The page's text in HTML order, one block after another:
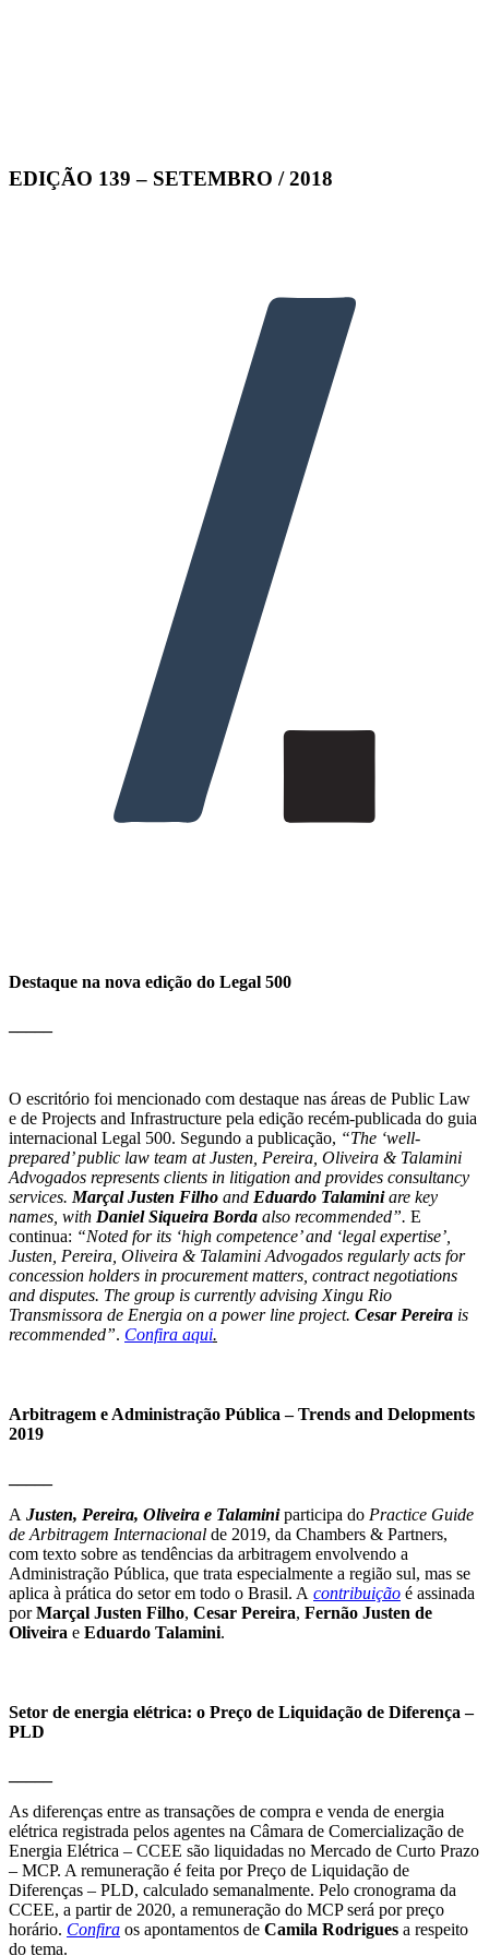
EDIÇÃO 139 – SETEMBRO / 2018
Destaque na nova edição do Legal 500
O escritório foi mencionado com destaque nas áreas de Public Law
e de Projects and Infrastructure pela edição recém-publicada do guia
internacional Legal 500. Segundo a publicação, “The ‘well-
prepared’ public law team at Justen, Pereira, Oliveira & Talamini
Advogados represents clients in litigation and provides consultancy
services. Marçal Justen Filho and Eduardo Talaminiare key
names, with Daniel Siqueira Borda also recommended”. E
continua: “Noted for its ‘high competence’ and ‘legal expertise’,
Justen, Pereira, Oliveira & Talamini Advogados regularly acts for
concession holders in procurement matters, contract negotiations
and disputes. The group is currently advising Xingu Rio
Transmissora de Energia on a power line project. Cesar Pereira is
recommended”. Confira aqui.
Arbitragem e Administração Pública – Trends and Delopments
2019
A Justen, Pereira, Oliveira e Talaminiparticipa do Practice Guide
de Arbitragem Internacional de 2019, da Chambers & Partners,
com texto sobre as tendências da arbitragem envolvendo a
Administração Pública, que trata especialmente a região sul, mas se
aplica à prática do setor em todo o Brasil. A contribuição é assinada
porMarçal Justen Filho, Cesar Pereira, Fernão Justen de
Oliveira e Eduardo Talamini.
Setor de energia elétrica: o Preço de Liquidação de Diferença –
PLD
As diferenças entre as transações de compra e venda de energia
elétrica registrada pelos agentes na Câmara de Comercialização de
Energia Elétrica – CCEE são liquidadas no Mercado de Curto Prazo
– MCP. A remuneração é feita por Preço de Liquidação de
Diferenças – PLD, calculado semanalmente. Pelo cronograma da
CCEE, a partir de 2020, a remuneração do MCP será por preço
horário. Confira os apontamentos de Camila Rodrigues a respeito
do tema.